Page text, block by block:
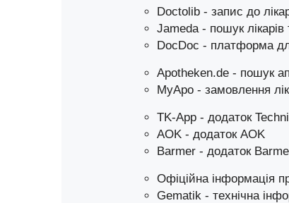
Doctolib - запис до
Jameda - пошук
DocDoc - платформа
Apotheken.de - пошук
MyApo - замовлення
TK-App - додаток
AOK - додаток AOK
Barmer - додаток
Офіційна інформація
Gematik - технічна